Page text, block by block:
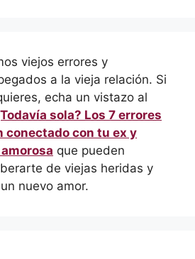
viejos errores y
a la vieja relación. Si
echa un vistazo al
sola? Los 7 errores
conectado con tu ex y
que pueden
de viejas heridas y
nuevo amor.